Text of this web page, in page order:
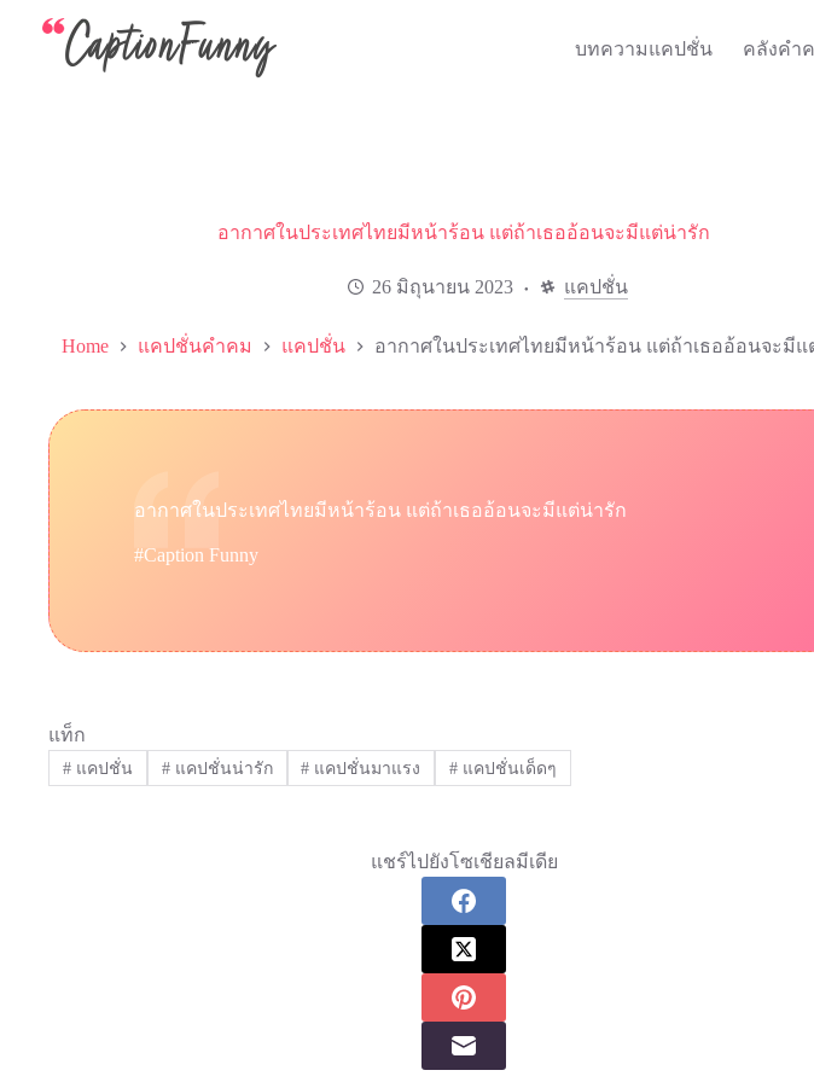
บทความแคปชั่น คลังคำ
อากาศในประเทศไทยมีหน้าร้อน แต่ถ้าเธออ้อนจะมีแต่น่ารัก
26 มิถุนายน 2023 แคปชั่น
Home แคปชั่นคำคม แคปชั่น อากาศในประเทศไทยมีหน้าร้อน แต่ถ้าเธออ้อนจะมีแ
อากาศในประเทศไทยมีหน้าร้อน แต่ถ้าเธออ้อนจะมีแต่น่ารัก
#Caption Funny
แท็ก
#แคปชั่น #แคปชั่นน่ารัก # แคปชั่นมาแรง # แคปชั่นเด็ดๆ
แชร์ไปยังโซเชียลมีเดีย